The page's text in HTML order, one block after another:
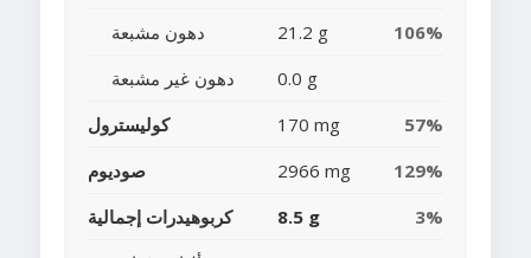
دهون مشبعة
21.2 g
106%
دهون غير مشبعة
0.0 g
كوليسترول
170 mg
57%
صوديوم
2966 mg
129%
كربوهيدرات إجمالية
8.5 g
3%